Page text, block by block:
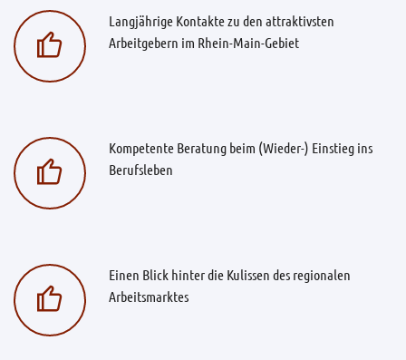
Langjährige Kontakte zu den attraktivsten
Arbeitgebern im Rhein-Main-Gebiet
Kompetente Beratung beim (Wieder-) Einstieg ins
Berufsleben
Einen Blick hinter die Kulissen des regionalen
Arbeitsmarktes